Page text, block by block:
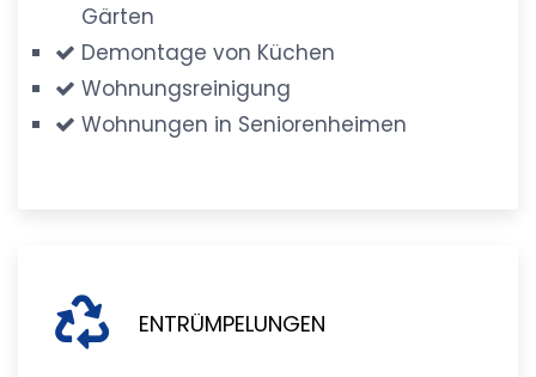
Gärten
Demontage von Küchen
Wohnungsreinigung
Wohnungen in Seniorenheimen
ENTRÜMPELUNGEN